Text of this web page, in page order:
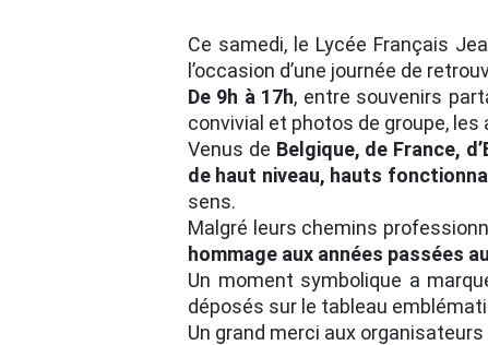
Ce samedi, le Lycée Français
l’occasion d’une journée de
De 9h à 17h, entre souvenirs
convivial et photos de groupe,
Venus de Belgique, de France,
de haut niveau, hauts
sens.
Malgré leurs chemins
hommage aux années passées
Un moment symbolique a
déposés sur le tableau
Un grand merci aux